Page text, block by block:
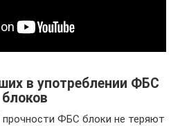
в употреблении ФБС
блоков
ФБС блоки не теряют